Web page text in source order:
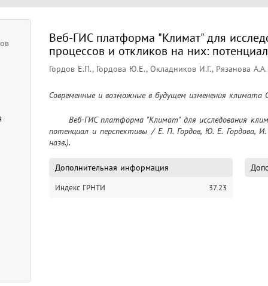
Веб-ГИС платформа "Климат" для
процессов и откликов на них:
Гордов Е.П., Гордова Ю.Е., Окладников И.Г., Рязанова
Современные и возможные в будущем изменения климата
потенциал и перспективы / Е. П. Гордов, Ю. Е. Гордова,
назв.).
Дополнительная информация
Индекс ГРНТИ 37.23